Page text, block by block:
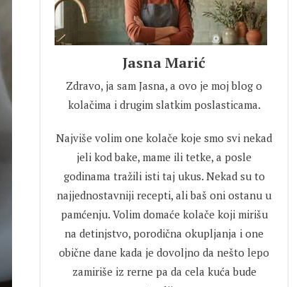
Jasna Marić
Zdravo, ja sam Jasna, a ovo je moj blog o
kolačima i drugim slatkim poslasticama.
Najviše volim one kolače koje smo svi nekad
jeli kod bake, mame ili tetke, a posle
godinama tražili isti taj ukus. Nekad su to
najjednostavniji recepti, ali baš oni ostanu u
pamćenju. Volim domaće kolače koji mirišu
na detinjstvo, porodična okupljanja i one
obične dane kada je dovoljno da nešto lepo
zamiriše iz rerne pa da cela kuća bude